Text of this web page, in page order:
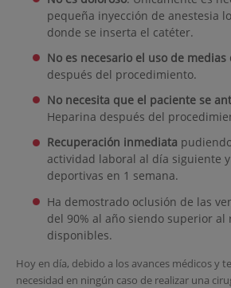
pequeña inyección de anestesia
donde se inserta el catéter.
No es necesario el uso de
después del procedimiento.
No necesita que el paciente se
Heparina después del
Recuperación inmediata
actividad laboral al día siguiente
deportivas en 1 semana.
Ha demostrado oclusión de las
del 90% al año siendo superior al
disponibles.
Hoy en día, debido a los avances médicos y
necesidad en ningún caso de realizar una